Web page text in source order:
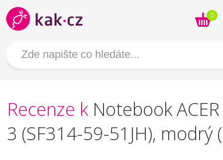
0
Recenze k Notebook
3 (SF314-59-51JH), modrý